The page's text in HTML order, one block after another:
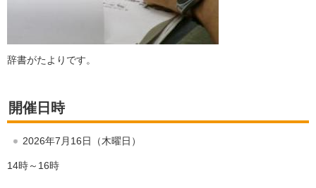
辞書がたよりです。
開催日時
2026年7月16日（木曜日）
14時～16時